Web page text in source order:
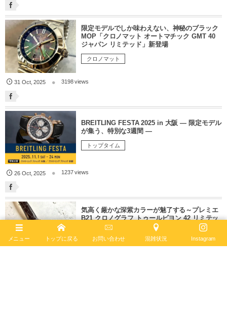
限定モデルでしか味わえない、神秘のブラック
MOP「クロノマット オートマチック GMT 40
ジャパン リミテッド」新登場
クロノマット
31 Oct,2025 3198 views
BREITLING FESTA 2025 in 大阪 ― 限定モデル
が集う、特別な3週間 ―
トップタイム
26 Oct,2025 1237 views
気高く厳かな深紫カラーが魅了する～プレミエ
B21 クロノグラフ トゥールビヨン 42 リミテッ
ド エディション～
プレミエ
メニュー トップに戻る お問い合わせ 混雑状況 Instagram